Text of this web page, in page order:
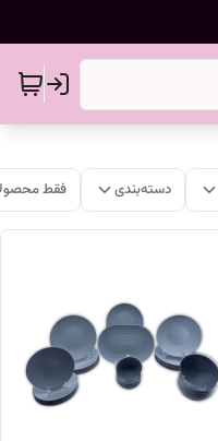
دسته‌بندی فقط